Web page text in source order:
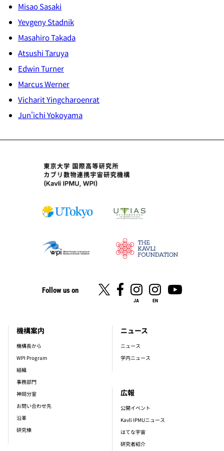
Misao Sasaki
Yevgeny Stadnik
Masahiro Takada
Atsushi Taruya
Edwin Turner
Marcus Werner
Vicharit Yingcharoenrat
Jun'ichi Yokoyama
Follow us on
JA EN
footer_main_menu
機構案内
機構長から
WPI Program
組織
事務部門
神岡分室
お問い合わせ先
沿革
研究棟
ニュース
ニュース
学内ニュース
広報
公開イベント
Kavli IPMUニュース
はてな宇宙
研究者紹介